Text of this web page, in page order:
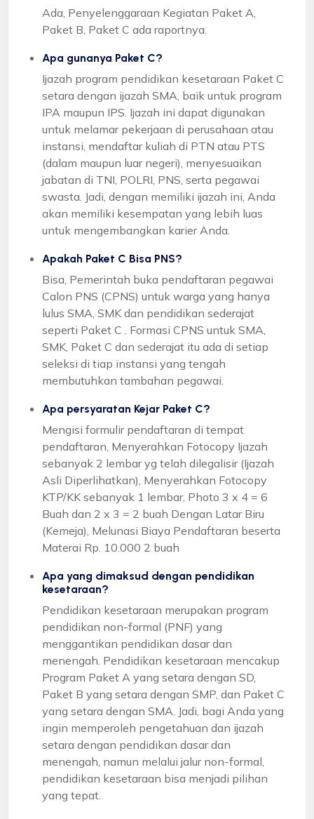
Ada, Penyelenggaraan Kegiatan Paket A,
Paket B, Paket C ada raportnya.
Apa gunanya Paket C?
Ijazah program pendidikan kesetaraan Paket C
setara dengan ijazah SMA, baik untuk program
IPA maupun IPS. Ijazah ini dapat digunakan
untuk melamar pekerjaan di perusahaan atau
instansi, mendaftar kuliah di PTN atau PTS
(dalam maupun luar negeri), menyesuaikan
jabatan di TNI, POLRI, PNS, serta pegawai
swasta. Jadi, dengan memiliki ijazah ini, Anda
akan memiliki kesempatan yang lebih luas
untuk mengembangkan karier Anda.
Apakah Paket C Bisa PNS?
Bisa, Pemerintah buka pendaftaran pegawai
Calon PNS (CPNS) untuk warga yang hanya
lulus SMA, SMK dan pendidikan sederajat
seperti Paket C . Formasi CPNS untuk SMA,
SMK, Paket C dan sederajat itu ada di setiap
seleksi di tiap instansi yang tengah
membutuhkan tambahan pegawai.
Apa persyaratan Kejar Paket C?
Mengisi formulir pendaftaran di tempat
pendaftaran, Menyerahkan Fotocopy Ijazah
sebanyak 2 lembar yg telah dilegalisir (Ijazah
Asli Diperlihatkan), Menyerahkan Fotocopy
KTP/KK sebanyak 1 lembar, Photo 3 x 4 = 6
Buah dan 2 x 3 = 2 buah Dengan Latar Biru
(Kemeja), Melunasi Biaya Pendaftaran beserta
Materai Rp. 10.000 2 buah
Apa yang dimaksud dengan pendidikan
kesetaraan?
Pendidikan kesetaraan merupakan program
pendidikan non-formal (PNF) yang
menggantikan pendidikan dasar dan
menengah. Pendidikan kesetaraan mencakup
Program Paket A yang setara dengan SD,
Paket B yang setara dengan SMP, dan Paket C
yang setara dengan SMA. Jadi, bagi Anda yang
ingin memperoleh pengetahuan dan ijazah
setara dengan pendidikan dasar dan
menengah, namun melalui jalur non-formal,
pendidikan kesetaraan bisa menjadi pilihan
yang tepat.